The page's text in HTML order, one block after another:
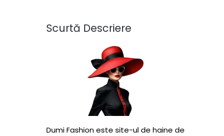
Scurtă Descriere
Dumi Fashion este site-ul de haine de